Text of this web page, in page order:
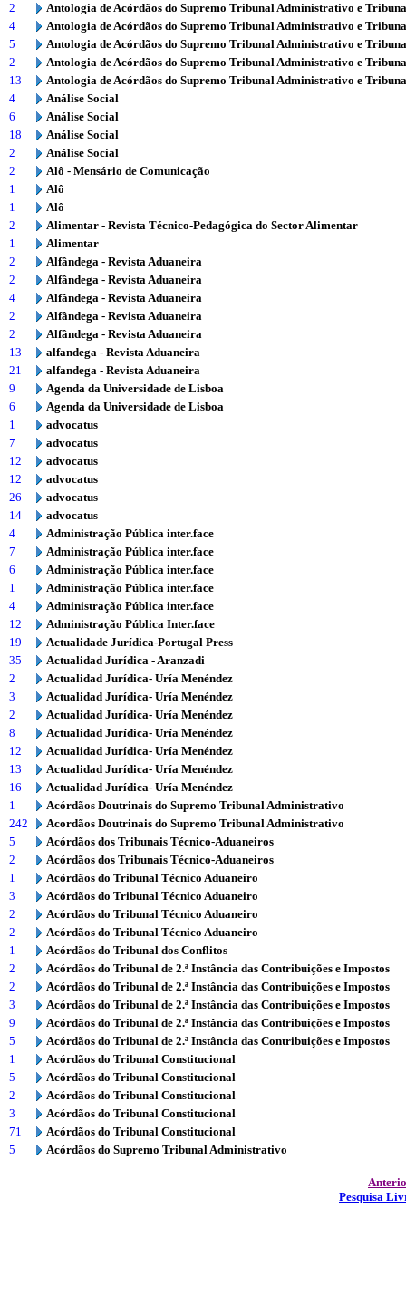
2
Antologia de Acórdãos do Supremo Tribunal Administrativo e
4
Antologia de Acórdãos do Supremo Tribunal Administrativo e
5
Antologia de Acórdãos do Supremo Tribunal Administrativo e
2
Antologia de Acórdãos do Supremo Tribunal Administrativo e
13
Antologia de Acórdãos do Supremo Tribunal Administrativo e
4
Análise Social
6
Análise Social
18
Análise Social
2
Análise Social
2
Alô - Mensário de Comunicação
1
Alô
1
Alô
2
Alimentar - Revista Técnico-Pedagógica do Sector Alimentar
1
Alimentar
2
Alfândega - Revista Aduaneira
2
Alfândega - Revista Aduaneira
4
Alfândega - Revista Aduaneira
2
Alfândega - Revista Aduaneira
2
Alfândega - Revista Aduaneira
13
alfandega - Revista Aduaneira
21
alfandega - Revista Aduaneira
9
Agenda da Universidade de Lisboa
6
Agenda da Universidade de Lisboa
1
advocatus
7
advocatus
12
advocatus
12
advocatus
26
advocatus
14
advocatus
4
Administração Pública inter.face
7
Administração Pública inter.face
6
Administração Pública inter.face
1
Administração Pública inter.face
4
Administração Pública inter.face
12
Administração Pública Inter.face
19
Actualidade Jurídica-Portugal Press
35
Actualidad Jurídica - Aranzadi
2
Actualidad Jurídica- Uría Menéndez
3
Actualidad Jurídica- Uría Menéndez
2
Actualidad Jurídica- Uría Menéndez
8
Actualidad Jurídica- Uría Menéndez
12
Actualidad Jurídica- Uría Menéndez
13
Actualidad Jurídica- Uría Menéndez
16
Actualidad Jurídica- Uría Menéndez
1
Acórdãos Doutrinais do Supremo Tribunal Administrativo
242
Acordãos Doutrinais do Supremo Tribunal Administrativo
5
Acórdãos dos Tribunais Técnico-Aduaneiros
2
Acórdãos dos Tribunais Técnico-Aduaneiros
1
Acórdãos do Tribunal Técnico Aduaneiro
3
Acórdãos do Tribunal Técnico Aduaneiro
2
Acórdãos do Tribunal Técnico Aduaneiro
2
Acórdãos do Tribunal Técnico Aduaneiro
1
Acórdãos do Tribunal dos Conflitos
2
Acórdãos do Tribunal de 2.ª Instância das Contribuições e Impostos
2
Acórdãos do Tribunal de 2.ª Instância das Contribuições e Impostos
3
Acórdãos do Tribunal de 2.ª Instância das Contribuições e Impostos
9
Acórdãos do Tribunal de 2.ª Instância das Contribuições e Impostos
5
Acórdãos do Tribunal de 2.ª Instância das Contribuições e Impostos
1
Acórdãos do Tribunal Constitucional
5
Acórdãos do Tribunal Constitucional
2
Acórdãos do Tribunal Constitucional
3
Acórdãos do Tribunal Constitucional
71
Acórdãos do Tribunal Constitucional
5
Acórdãos do Supremo Tribunal Administrativo
Pesquisa